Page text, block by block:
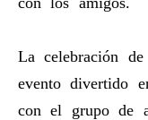
La celebración
evento divertido
con el grupo de